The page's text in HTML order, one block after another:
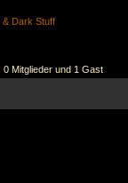
Dark Stuff
0 Mitglieder und 1 Gast